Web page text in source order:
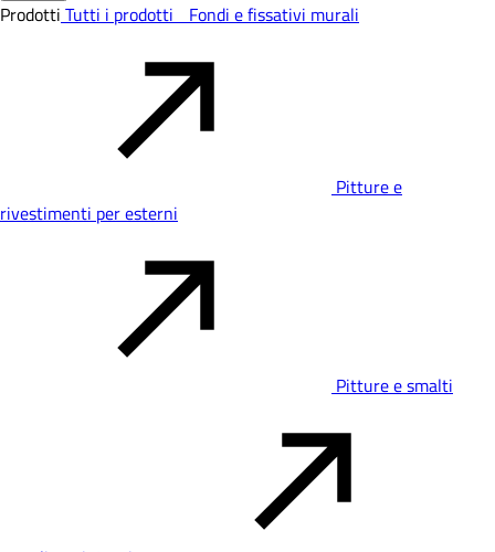
Prodotti Tutti i prodotti Fondi e fissativi murali
Pitture e
rivestimenti per esterni
Pitture e smalti